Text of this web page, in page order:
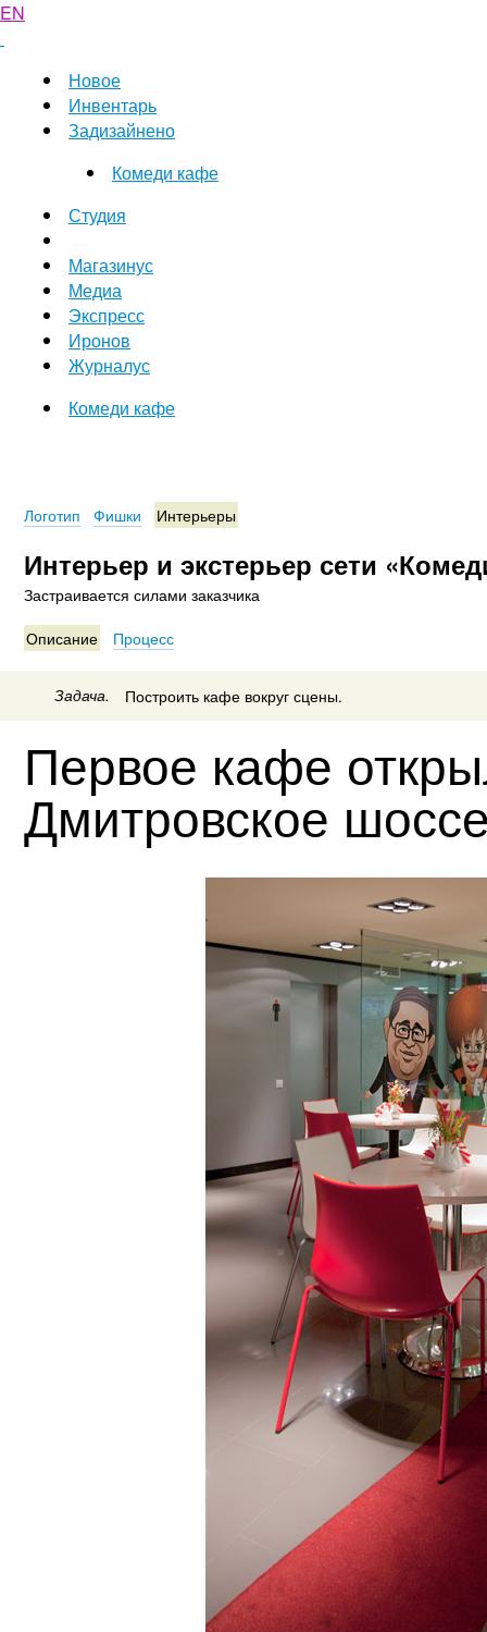
EN
Новое
Инвентарь
Задизайнено
Комеди кафе
Студия
Магазинус
Медиа
Экспресс
Иронов
Журналус
Комеди кафе
Логотип Фишки Интерьеры
Интерьер и экстерьер сети
Застраивается силами заказчика
Описание
Процесс
Задача. Построить кафе вокруг сцены.
Первое кафе
Дмитровское